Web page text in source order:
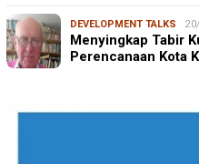
DEVELOPMENT TALKS
Menyingkap Tabir
Perencanaan Kota